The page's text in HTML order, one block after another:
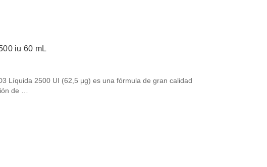
iu 60 mL
Líquida 2500 UI (62,5 µg) es una fórmula de gran calidad
de …